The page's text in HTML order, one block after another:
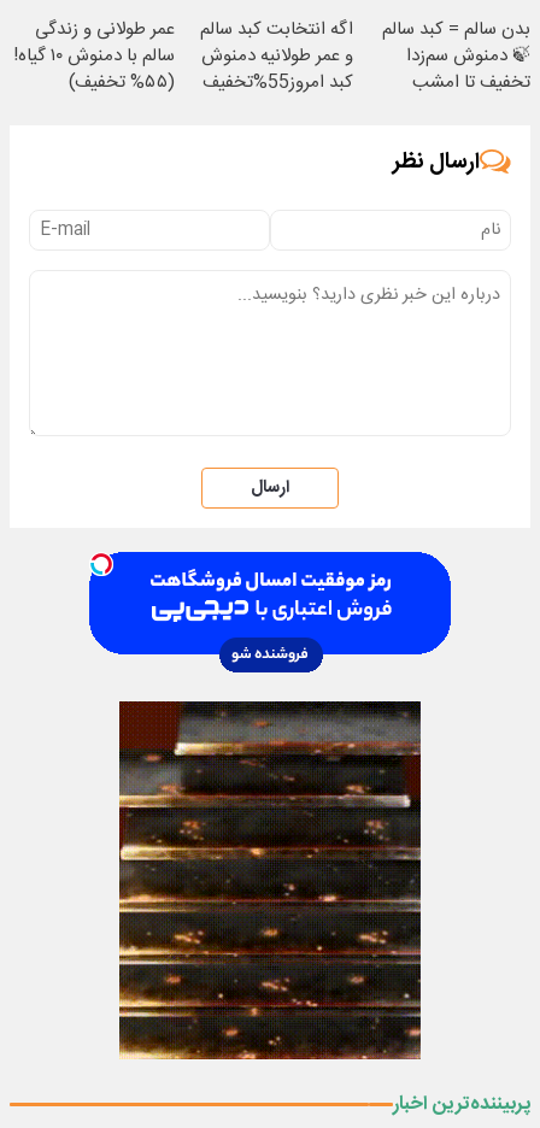
بدن سالم = کبد سالم
🍃 دمنوش سم‌زدا
تخفیف تا امشب
اگه انتخابت کبد سالم
و عمر طولانیه دمنوش
کبد امروز55%تخفیف
عمر طولانی و زندگی
سالم با دمنوش ۱۰ گیاه!
(۵۵% تخفیف)
ارسال نظر
ارسال
پربیننده‌ترین اخبار